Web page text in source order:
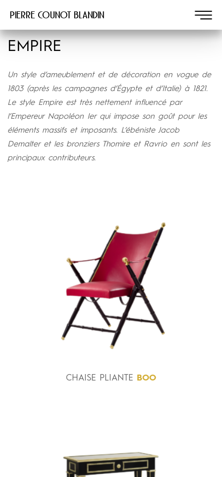
Pierre COUNOT BLANDIN
EMPIRE
Un style d’ameublement et de décoration en vogue de
1803 (après les campagnes d’Égypte et d’Italie) à 1821.
Le style Empire est très nettement influencé par
l’Empereur Napoléon Ier qui impose son goût pour les
éléments massifs et imposants. L’ébéniste Jacob
Demalter et les bronziers Thomire et Ravrio en sont les
principaux contributeurs.
CHAISE PLIANTE BOO